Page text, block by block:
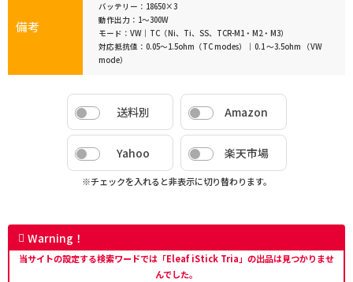
備考
バッテリー：18650×3
動作出力：1～300W
モード：VW｜TC（Ni、Ti、SS、TCR-M1・M2・M3）
対応抵抗値：0.05～1.5ohm（TC modes）｜0.1 ～3.5ohm （VW
mode）
送料別 Amazon
Yahoo 楽天市場
※チェックを入れると非表示に切り替わります。
Warning！
当サイトの設定する検索ワードでは「Eleaf iStick Tria」の出品は見つかりませ
んでした。